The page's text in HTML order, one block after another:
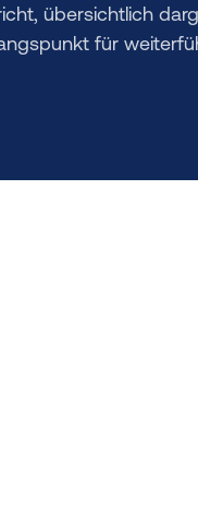
übersichtlich
für